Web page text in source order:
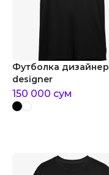
Футболка дизайнер
designer
150 000 сум